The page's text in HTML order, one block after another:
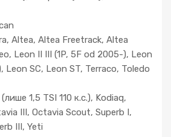
Altea, Altea Freetrack, Altea
Leon II III (1P, 5F od 2005-), Leon
Leon SC, Leon ST, Terraco, Toledo
1,5 TSI 110 к.с.), Kodiaq,
III, Octavia Scout, Superb I,
III, Yeti